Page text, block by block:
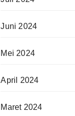
Juni 2024
Mei 2024
April 2024
Maret 2024